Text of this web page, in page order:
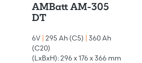
AMBatt AM-305
DT
6V 295 Ah (C5)
360 Ah
(C20)
(LxBxH): 296 x 176 x 366 mm